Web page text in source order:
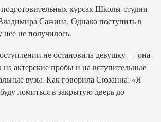
курсах Школы-студии
Сажина. Однако поступить в
нее не получилось.
не остановила девушку — она
на актерские пробы и на вступительные
вузы. Как говорила Сюзанна: «Я
ломиться в закрытую дверь до